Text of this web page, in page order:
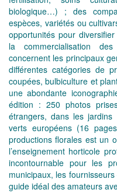
biologique…) ; des
espèces, variétés ou
opportunités pour
la commercialisation
concernent les principaux
différentes catégories de
coupées, bulbiculture et
une abondante
édition : 250 photos
étrangers, dans les
verts européens (16
productions florales est un
l’enseignement horticole
incontournable pour les
municipaux, les
guide idéal des amateurs